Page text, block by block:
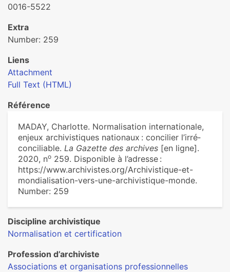
0016-5522
Extra
Number: 259
Liens
Attachment
Full Text (HTML)
Référence
MADAY, Charlotte. Normalisation inter­na­tio­nale,
enjeux archi­vis­ti­ques natio­naux : conci­lier l’irré­
conci­lia­ble. La Gazette des archives [en ligne].
2020, no 259. Disponible à l’adresse :
https://www.archivistes.org/Archivistique-et-
mondialisation-vers-une-archivistique-monde.
Number: 259
Discipline archivistique
Normalisation et certification
Profession d’archiviste
Associations et organisations professionnelles